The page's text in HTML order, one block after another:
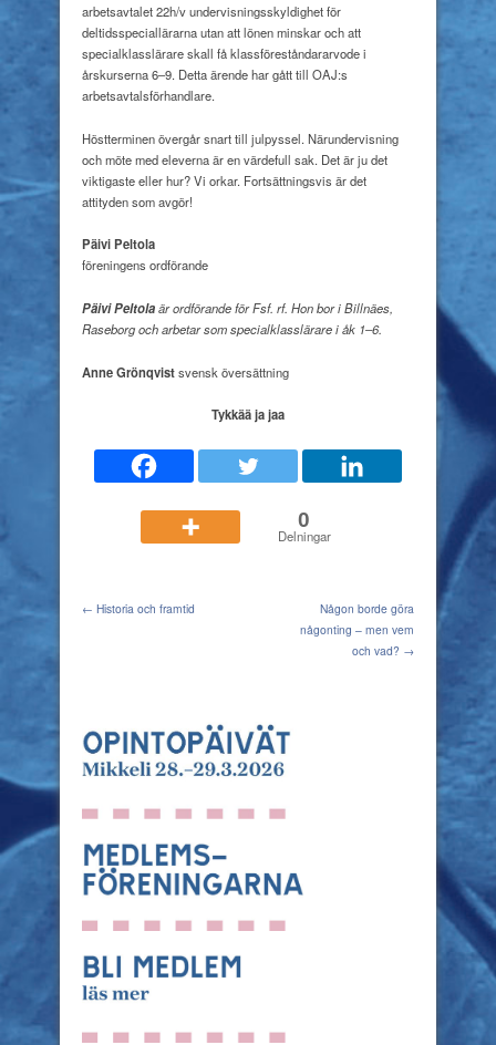
arbetsavtalet 22h/v undervisningsskyldighet för
deltidsspeciallärarna utan att lönen minskar och att
specialklasslärare skall få klassföreståndararvode i
årskurserna 6–9. Detta ärende har gått till OAJ:s
arbetsavtalsförhandlare.
Höstterminen övergår snart till julpyssel. Närundervisning
och möte med eleverna är en värdefull sak. Det är ju det
viktigaste eller hur? Vi orkar. Fortsättningsvis är det
attityden som avgör!
Päivi Peltola
föreningens ordförande
Päivi Peltolaär ordförande för Fsf. rf. Hon bor i Billnäes,
Raseborg och arbetar som specialklasslärare i åk 1–6.
Anne Grönqvistsvensk översättning
Tykkää ja jaa
0
Delningar
← Historia och framtid
Någon borde göra
någonting – men vem
och vad? →